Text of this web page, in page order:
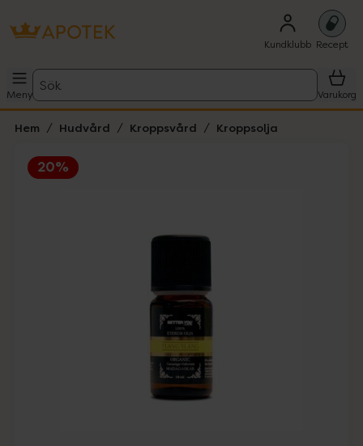
Kundklubb Recept
Meny
Sök
Varukorg
Hem Hudvård Kroppsvård Kroppsolja
20%